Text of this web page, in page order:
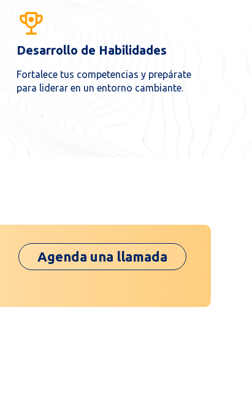
Desarrollo de Habilidades
Fortalece tus competencias y prepárate
para liderar en un entorno cambiante.
Agenda una llamada